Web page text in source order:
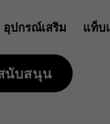
ท์
อุปกรณ์เสริม แท็บ
นับสนุน